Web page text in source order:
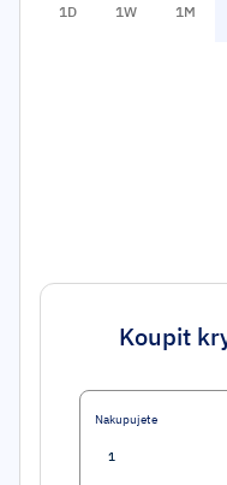
1D 1W 1M
Koupit
Nakupujete